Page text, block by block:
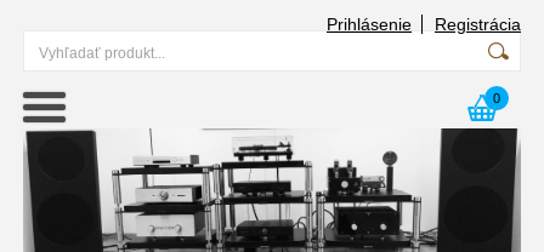
Prihlásenie Registrácia
0